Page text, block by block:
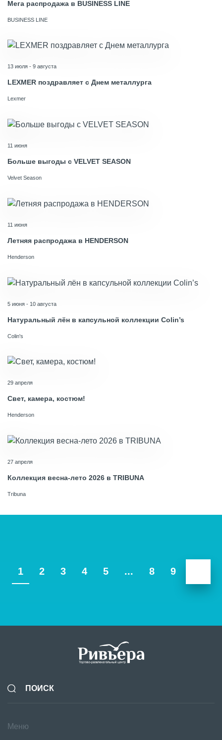
Мега распродажа в BUSINESS LINE
BUSINESS LINE
13 июля - 9 августа
LEXMER поздравляет с Днем металлурга
Lexmer
11 июня
Больше выгоды с VELVET SEASON
Velvet Season
11 июня
Летняя распродажа в HENDERSON
Henderson
5 июня - 10 августа
Натуральный лён в капсульной коллекции Colin’s
Colin's
29 апреля
Свет, камера, костюм!
Henderson
27 апреля
Коллекция весна-лето 2026 в TRIBUNA
Tribuna
1 2 3 4 5 ... 8 9
Меню